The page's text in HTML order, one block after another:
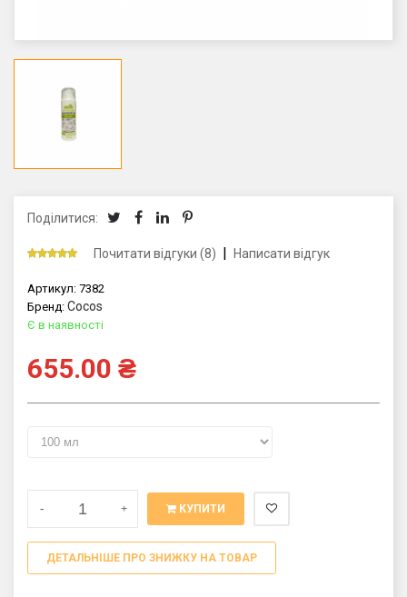
Поділитися:
Почитати відгуки (8) Написати відгук
Артикул: 7382
Бренд: Cocos
Є в наявності
655.00 ₴
- + КУПИТИ
ДЕТАЛЬНІШЕ ПРО ЗНИЖКУ НА ТОВАР